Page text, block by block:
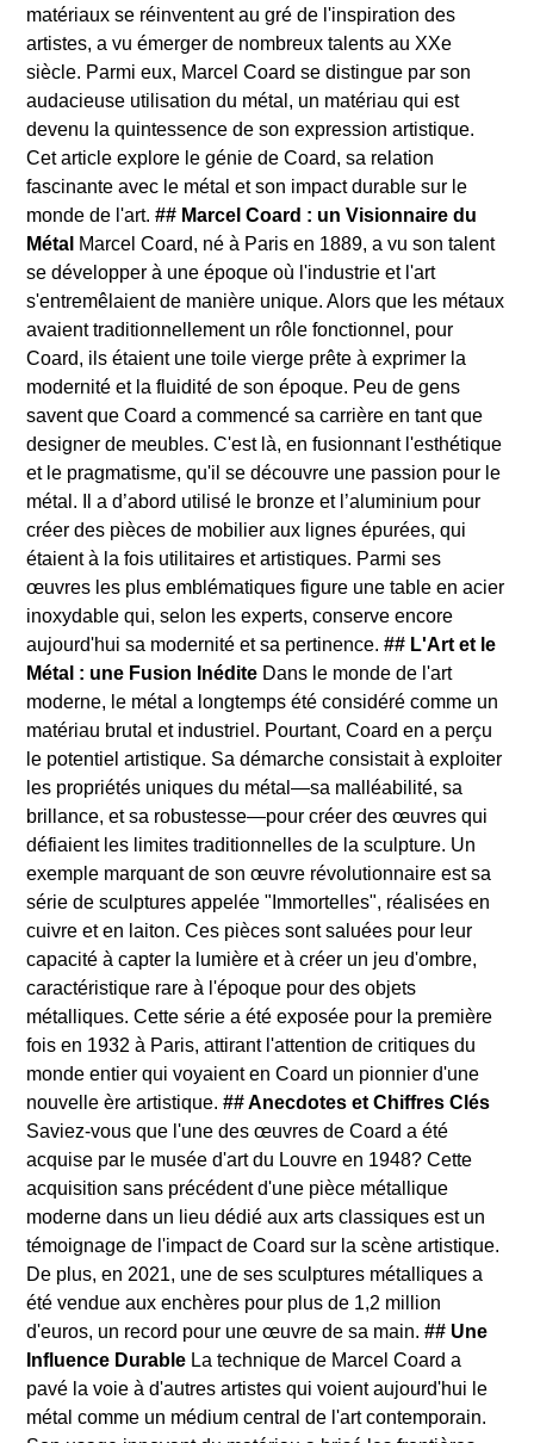
matériaux se réinventent au gré de l'inspiration des
artistes, a vu émerger de nombreux talents au XXe
siècle. Parmi eux, Marcel Coard se distingue par son
audacieuse utilisation du métal, un matériau qui est
devenu la quintessence de son expression artistique.
Cet article explore le génie de Coard, sa relation
fascinante avec le métal et son impact durable sur le
monde de l'art.## Marcel Coard : un Visionnaire du
Métal Marcel Coard, né à Paris en 1889, a vu son talent
se développer à une époque où l'industrie et l'art
s'entremêlaient de manière unique. Alors que les métaux
avaient traditionnellement un rôle fonctionnel, pour
Coard, ils étaient une toile vierge prête à exprimer la
modernité et la fluidité de son époque. Peu de gens
savent que Coard a commencé sa carrière en tant que
designer de meubles. C'est là, en fusionnant l'esthétique
et le pragmatisme, qu'il se découvre une passion pour le
métal. Il a d’abord utilisé le bronze et l’aluminium pour
créer des pièces de mobilier aux lignes épurées, qui
étaient à la fois utilitaires et artistiques. Parmi ses
œuvres les plus emblématiques figure une table en acier
inoxydable qui, selon les experts, conserve encore
aujourd'hui sa modernité et sa pertinence.## L'Art et le
Métal : une Fusion Inédite Dans le monde de l'art
moderne, le métal a longtemps été considéré comme un
matériau brutal et industriel. Pourtant, Coard en a perçu
le potentiel artistique. Sa démarche consistait à exploiter
les propriétés uniques du métal—sa malléabilité, sa
brillance, et sa robustesse—pour créer des œuvres qui
défiaient les limites traditionnelles de la sculpture. Un
exemple marquant de son œuvre révolutionnaire est sa
série de sculptures appelée "Immortelles", réalisées en
cuivre et en laiton. Ces pièces sont saluées pour leur
capacité à capter la lumière et à créer un jeu d'ombre,
caractéristique rare à l'époque pour des objets
métalliques. Cette série a été exposée pour la première
fois en 1932 à Paris, attirant l'attention de critiques du
monde entier qui voyaient en Coard un pionnier d'une
nouvelle ère artistique.## Anecdotes et Chiffres Clés
Saviez-vous que l'une des œuvres de Coard a été
acquise par le musée d'art du Louvre en 1948? Cette
acquisition sans précédent d'une pièce métallique
moderne dans un lieu dédié aux arts classiques est un
témoignage de l'impact de Coard sur la scène artistique.
De plus, en 2021, une de ses sculptures métalliques a
été vendue aux enchères pour plus de 1,2 million
d'euros, un record pour une œuvre de sa main.## Une
Influence Durable La technique de Marcel Coard a
pavé la voie à d'autres artistes qui voient aujourd'hui le
métal comme un médium central de l'art contemporain.